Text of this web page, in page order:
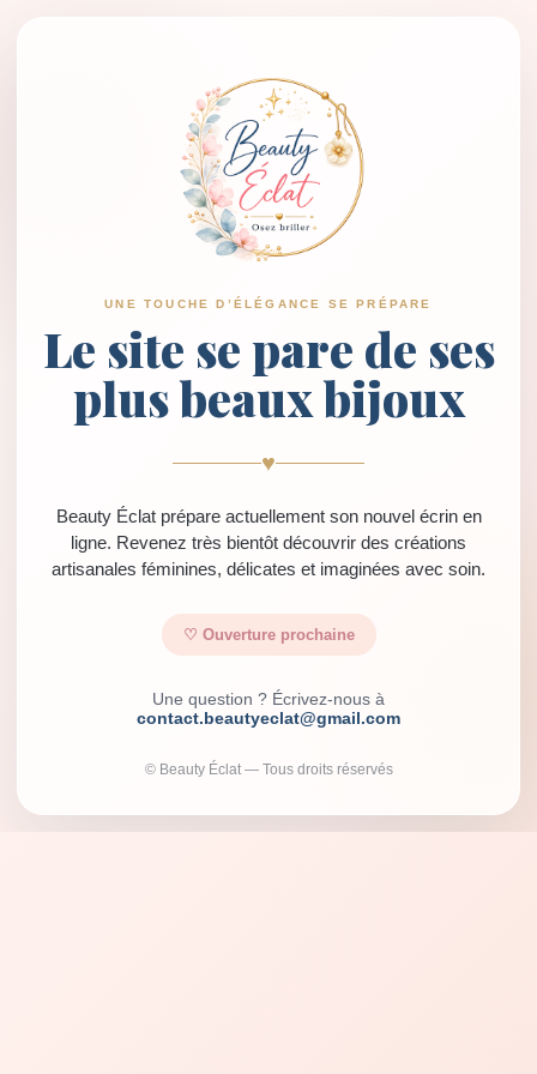
UNE TOUCHE D’ÉLÉGANCE SE PRÉPARE
Le site se pare de ses
plus beaux bijoux
♥
Beauty Éclat prépare actuellement son nouvel écrin en
ligne. Revenez très bientôt découvrir des créations
artisanales féminines, délicates et imaginées avec soin.
♡ Ouverture prochaine
Une question ? Écrivez-nous à
contact.beautyeclat@gmail.com
© Beauty Éclat — Tous droits réservés